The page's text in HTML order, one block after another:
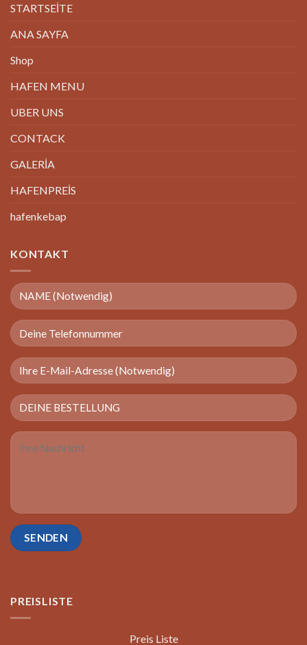
STARTSEİTE
ANA SAYFA
Shop
HAFEN MENU
UBER UNS
CONTACK
GALERİA
HAFENPREİS
hafenkebap
KONTAKT
PREISLISTE
Preis Liste